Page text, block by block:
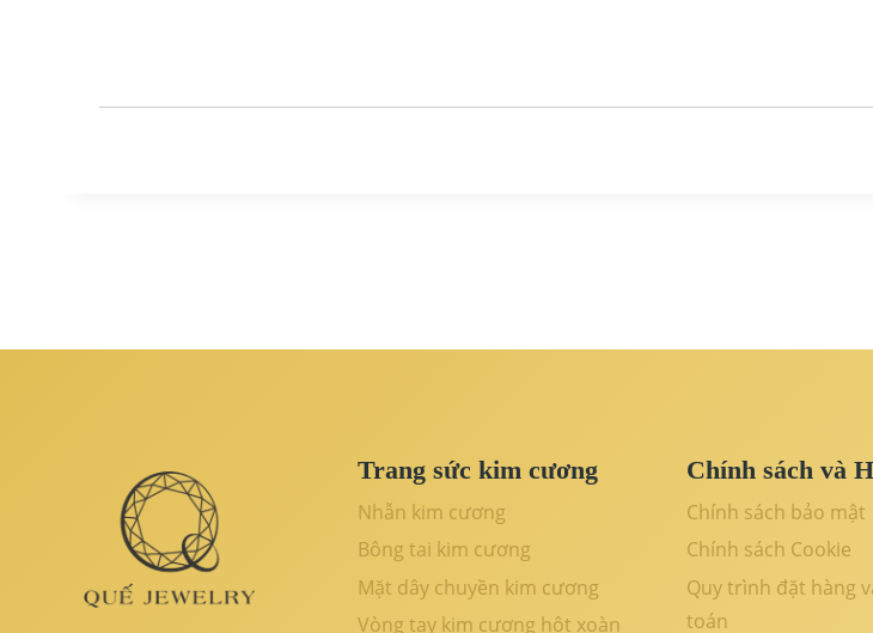
Trang sức kim cương
Nhẫn kim cương
Bông tai kim cương
Mặt dây chuyền kim cương
Vòng tay kim cương hột xoàn
Chính sách và
Chính sách bảo mật
Chính sách Cookie
Quy trình đặt hàng
toán